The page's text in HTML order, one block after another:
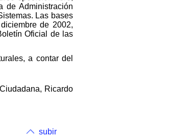
de Administración
Las bases
de 2002,
Oficial de las
a contar del
Ricardo
subir